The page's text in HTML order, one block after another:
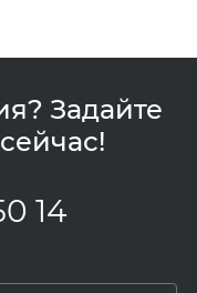
Задайте
14